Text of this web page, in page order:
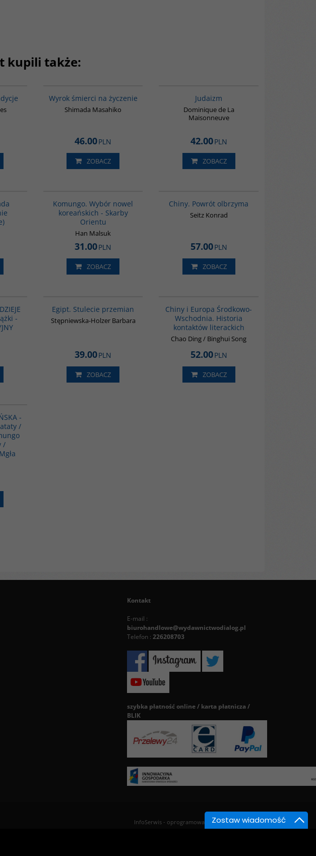
Zostaw wiadomość
kupili także:
Wyrok śmierci na życzenie
Shimada Masahiko
46.00PLN
ZOBACZ
Judaizm
Dominique de La
Maisonneuve
42.00PLN
ZOBACZ
Komungo. Wybór nowel
koreańskich - Skarby
Orientu
Han Malsuk
31.00PLN
ZOBACZ
Chiny. Powrót olbrzyma
Seitz Konrad
57.00PLN
ZOBACZ
-
Egipt. Stulecie przemian
Stępniewska-Holzer Barbara
39.00PLN
ZOBACZ
Chiny i Europa Środkowo-
Wschodnia. Historia
kontaktów literackich
Chao Ding / Binghui Song
52.00PLN
ZOBACZ
-
/
/
Kontakt
E-mail :
biurohandlowe@wydawnictwodialog.pl
Telefon : 226208703
szybka płatność online / karta płatnicza /
BLIK
InfoSerwis - oprogramowanie sklepu BestSeller